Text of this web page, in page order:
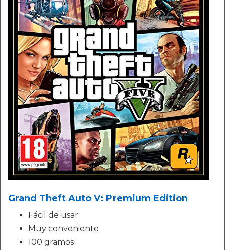
Grand Theft Auto V: Premium Edition
Fácil de usar
Muy conveniente
100 gramos